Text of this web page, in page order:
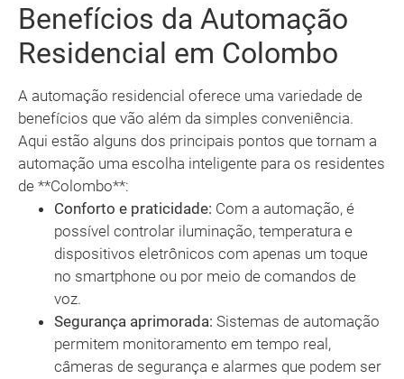
Benefícios da Automação
Residencial em Colombo
A automação residencial oferece uma variedade de
benefícios que vão além da simples conveniência.
Aqui estão alguns dos principais pontos que tornam a
automação uma escolha inteligente para os residentes
de **Colombo**:
Conforto e praticidade: Com a automação, é
possível controlar iluminação, temperatura e
dispositivos eletrônicos com apenas um toque
no smartphone ou por meio de comandos de
voz.
Segurança aprimorada: Sistemas de automação
permitem monitoramento em tempo real,
câmeras de segurança e alarmes que podem ser